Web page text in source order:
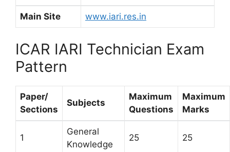
Main Site www.iari.res.in
ICAR IARI Technician Exam
Pattern
Paper/
Sections
Subjects
Maximum
Questions
Maximum
Marks
1
General
Knowledge
25 25